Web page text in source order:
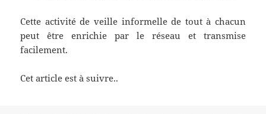
Cette activité de veille informelle de tout à chacun
peut être enrichie par le réseau et transmise
facilement.
Cet article est à suivre..